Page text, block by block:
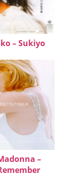
– Sukiyo
–